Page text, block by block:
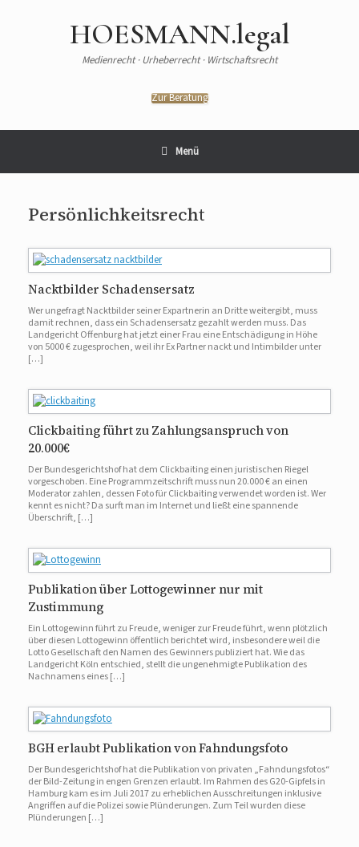
HOESMANN.legal
Medienrecht · Urheberrecht · Wirtschaftsrecht
Zur Beratung
Menü
Persönlichkeitsrecht
Nacktbilder Schadensersatz
Wer ungefragt Nacktbilder seiner Expartnerin an Dritte weitergibt, muss
damit rechnen, dass ein Schadensersatz gezahlt werden muss. Das
Landgericht Offenburg hat jetzt einer Frau eine Entschädigung in Höhe
von 5000 € zugesprochen, weil ihr Ex Partner nackt und Intimbilder unter
[…]
Clickbaiting führt zu Zahlungsanspruch von
20.000€
Der Bundesgerichtshof hat dem Clickbaiting einen juristischen Riegel
vorgeschoben. Eine Programmzeitschrift muss nun 20.000 € an einen
Moderator zahlen, dessen Foto für Clickbaiting verwendet worden ist. Wer
kennt es nicht? Da surft man im Internet und ließt eine spannende
Überschrift, […]
Publikation über Lottogewinner nur mit
Zustimmung
Ein Lottogewinn führt zu Freude, weniger zur Freude führt, wenn plötzlich
über diesen Lottogewinn öffentlich berichtet wird, insbesondere weil die
Lotto Gesellschaft den Namen des Gewinners publiziert hat. Wie das
Landgericht Köln entschied, stellt die ungenehmigte Publikation des
Nachnamens eines […]
BGH erlaubt Publikation von Fahndungsfoto
Der Bundesgerichtshof hat die Publikation von privaten „Fahndungsfotos“
der Bild-Zeitung in engen Grenzen erlaubt. Im Rahmen des G20-Gipfels in
Hamburg kam es im Juli 2017 zu erheblichen Ausschreitungen inklusive
Angriffen auf die Polizei sowie Plünderungen. Zum Teil wurden diese
Plünderungen […]